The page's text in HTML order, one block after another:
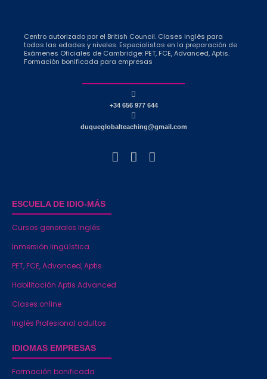
Centro autorizado por el British Council. Clases inglés para
todas las edades y niveles. Especialistas en la preparación de
Exámenes Oficiales de Cambridge: PET, FCE, Advanced, Aptis.
Formación bonificada para empresas
+34 656 977 644
duqueglobalteaching@gmail.com
ESCUELA DE IDIO-MÁS
Cursos generales Inglés
Inmersión lingüística
PET, FCE, Advanced, Aptis
Habilitación Aptis Advanced
Clases online
Inglés Profesional adultos
IDIOMAS EMPRESAS
Formación bonificada